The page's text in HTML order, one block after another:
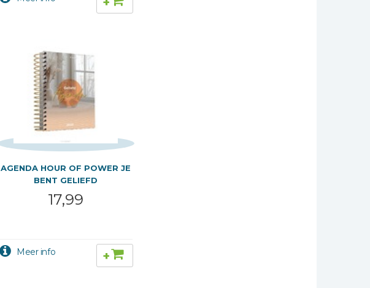
AGENDA HOUR OF POWER JE
BENT GELIEFD
17,99
+